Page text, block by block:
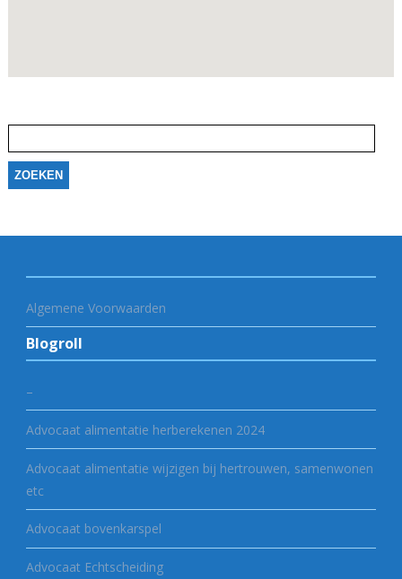
naar:
Algemene Voorwaarden
Blogroll
–
Advocaat alimentatie herberekenen 2024
Advocaat alimentatie wijzigen bij hertrouwen, samenwonen
etc
Advocaat bovenkarspel
Advocaat Echtscheiding